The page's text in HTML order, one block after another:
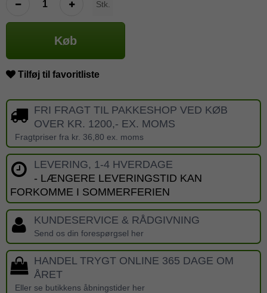
Stk.
Køb
Tilføj til favoritliste
FRI FRAGT TIL PAKKESHOP VED KØB
OVER KR. 1200,- EX. MOMS
Fragtpriser fra kr. 36,80 ex. moms
LEVERING, 1-4 HVERDAGE
- LÆNGERE LEVERINGSTID KAN
FORKOMME I SOMMERFERIEN
KUNDESERVICE & RÅDGIVNING
Send os din forespørgsel her
HANDEL TRYGT ONLINE 365 DAGE OM
ÅRET
Eller se butikkens åbningstider her